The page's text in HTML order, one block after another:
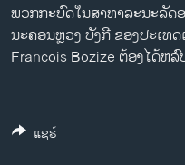
ສຽງ
ລາຍການກະຈາຍສຽງ
ພວກກະບົດໃນສາທາລະນະລັດ
ນະຄອນຫຼວງ ບັງກີ ຂອງປະເທ
Francois Bozize ຕ້ອງໄດ້
ແຊຣ໌